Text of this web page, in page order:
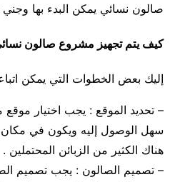
صالون نسائي يمكن البدء بها وجني
كيف يتم تجهيز مشروع صالون
إليك بعض الخطوات التي يمكن
– تحديد الموقع : يجب اختيار
سهل الوصول إليه ويكون في
هناك الكثير من الزبائن المحتملين .
– تصميم الصالون : يجب تصميم